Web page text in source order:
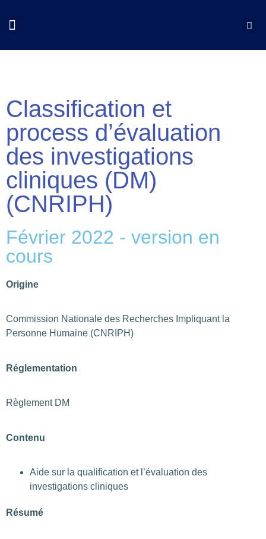
Classification et
process d’évaluation
des investigations
cliniques (DM)
(CNRIPH)
Février 2022 - version en
cours
Origine
Commission Nationale des Recherches Impliquant la
Personne Humaine (CNRIPH)
Réglementation
Règlement DM
Contenu
Aide sur la qualification et l’évaluation des
investigations cliniques
Résumé